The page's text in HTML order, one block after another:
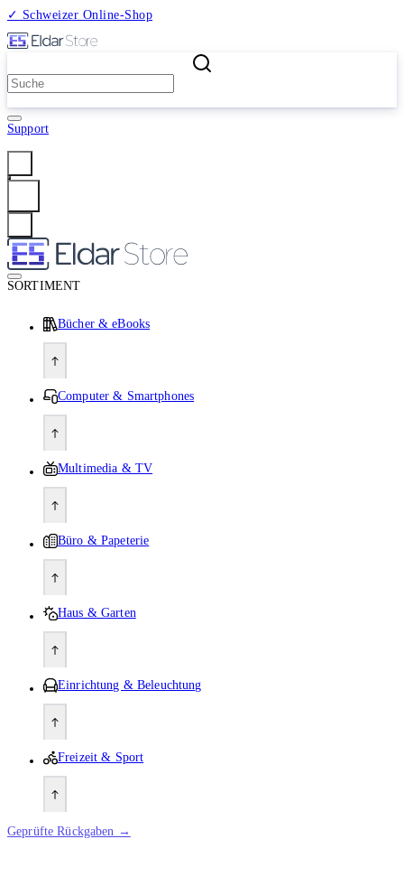
✓ Schweizer Online-Shop
Support
SORTIMENT
Bücher & eBooks
Computer & Smartphones
Multimedia & TV
Büro & Papeterie
Haus & Garten
Einrichtung & Beleuchtung
Freizeit & Sport
Geprüfte Rückgaben →